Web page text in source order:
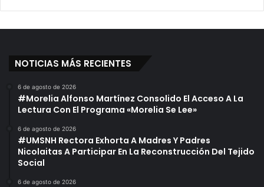
NOTICIAS MÁS RECIENTES
6 de agosto de 2026
#Morelia Alfonso Martínez Consolido El Acceso A La
Lectura Con El Programa «Morelia Se Lee»
6 de agosto de 2026
#UMSNH Rectora Exhorta A Madres Y Padres
Nicolaitas A Participar En La Reconstrucción Del Tejido
Social
6 de agosto de 2026